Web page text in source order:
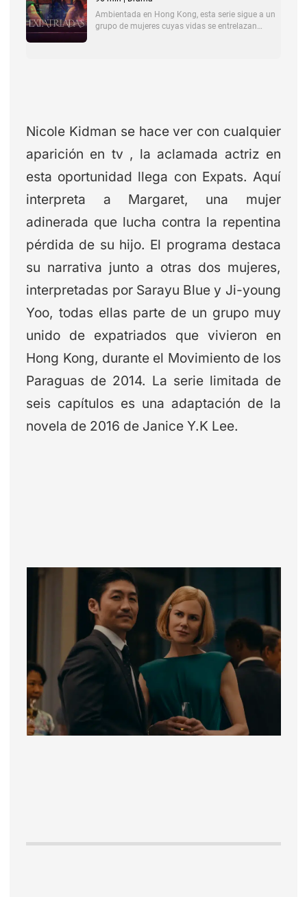
Nicole Kidman se hace ver con cualquier
aparición en tv , la aclamada actriz en
esta oportunidad llega con Expats. Aquí
interpreta a Margaret, una mujer
adinerada que lucha contra la repentina
pérdida de su hijo. El programa destaca
su narrativa junto a otras dos mujeres,
interpretadas por Sarayu Blue y Ji-young
Yoo, todas ellas parte de un grupo muy
unido de expatriados que vivieron en
Hong Kong, durante el Movimiento de los
Paraguas de 2014. La serie limitada de
seis capítulos es una adaptación de la
novela de 2016 de Janice Y.K Lee.